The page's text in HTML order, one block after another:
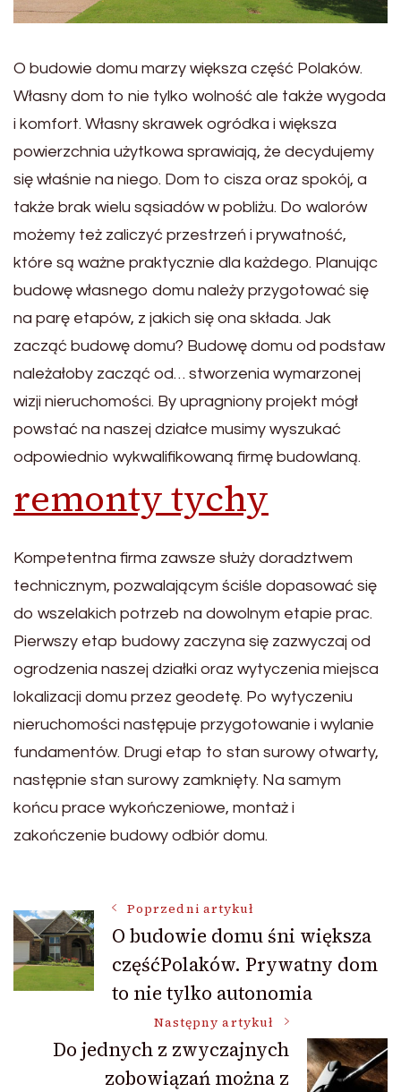
O budowie domu marzy większa część Polaków.
Własny dom to nie tylko wolność ale także wygoda
i komfort. Własny skrawek ogródka i większa
powierzchnia użytkowa sprawiają, że decydujemy
się właśnie na niego. Dom to cisza oraz spokój, a
także brak wielu sąsiadów w pobliżu. Do walorów
możemy też zaliczyć przestrzeń i prywatność,
które są ważne praktycznie dla każdego. Planując
budowę własnego domu należy przygotować się
na parę etapów, z jakich się ona składa. Jak
zacząć budowę domu? Budowę domu od podstaw
należałoby zacząć od… stworzenia wymarzonej
wizji nieruchomości. By upragniony projekt mógł
powstać na naszej działce musimy wyszukać
odpowiednio wykwalifikowaną firmę budowlaną.
remonty tychy
Kompetentna firma zawsze służy doradztwem
technicznym, pozwalającym ściśle dopasować się
do wszelakich potrzeb na dowolnym etapie prac.
Pierwszy etap budowy zaczyna się zazwyczaj od
ogrodzenia naszej działki oraz wytyczenia miejsca
lokalizacji domu przez geodetę. Po wytyczeniu
nieruchomości następuje przygotowanie i wylanie
fundamentów. Drugi etap to stan surowy otwarty,
następnie stan surowy zamknięty. Na samym
końcu prace wykończeniowe, montaż i
zakończenie budowy odbiór domu.
Nawigacja
wpisu
Poprzedni artykuł
O budowie domu śni większa
częśćPolaków. Prywatny dom
to nie tylko autonomia
Następny artykuł
Do jednych z zwyczajnych
zobowiązań można z